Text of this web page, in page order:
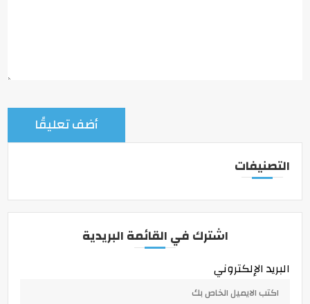
التصنيفات
اشترك في القائمة البريدية
البريد الإلكتروني